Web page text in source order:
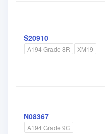
S20910
A194 Grade 8R XM19
N08367
A194 Grade 9C